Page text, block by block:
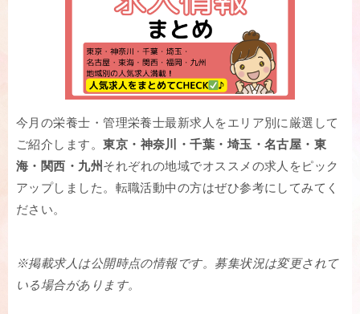
今月の栄養士・管理栄養士最新求人をエリア別に厳選して
ご紹介します。東京・神奈川・千葉・埼玉・名古屋・東
海・関西・九州 それぞれの地域でオススメの求人をピック
アップしました。転職活動中の方はぜひ参考にしてみてく
ださい。
※掲載求人は公開時点の情報です。募集状況は変更されて
いる場合があります。